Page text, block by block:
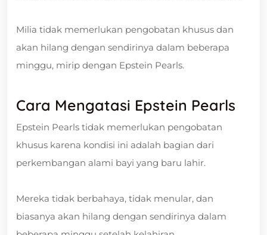
Milia tidak memerlukan pengobatan khusus dan
akan hilang dengan sendirinya dalam beberapa
minggu, mirip dengan Epstein Pearls.
Cara Mengatasi Epstein Pearls
Epstein Pearls tidak memerlukan pengobatan
khusus karena kondisi ini adalah bagian dari
perkembangan alami bayi yang baru lahir.
Mereka tidak berbahaya, tidak menular, dan
biasanya akan hilang dengan sendirinya dalam